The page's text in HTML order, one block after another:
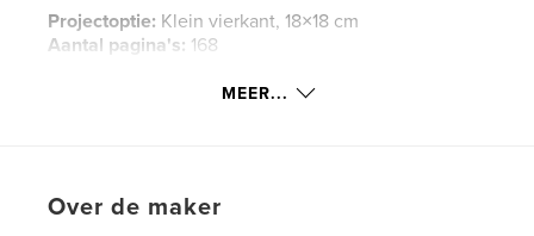
Projectoptie: Klein vierkant, 18×18 cm
Aantal pagina's: 168
mar 30, 2007
lasalle
MEER...
Over de maker